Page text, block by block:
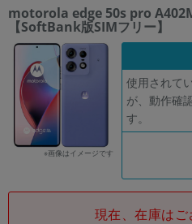
motorola edge 50s pro
【SoftBank版SIMフリー】
※画像はイメージです
使用されて
が、動作確
す。
現在、在庫はご
かんたんパソコン検索
フリーワード
除外ワード
人気の検索ワード： Let's note
「スマートフォン」「タブレット」など